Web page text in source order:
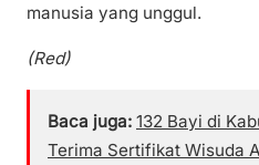
manusia yang unggul.
(Red)
Baca juga: 132 Bayi di
Terima Sertifikat Wisuda